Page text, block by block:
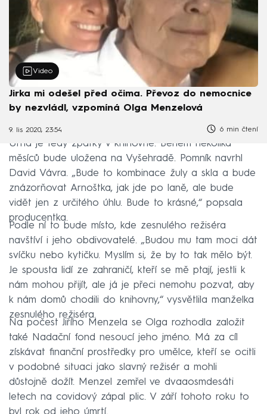
Video
Jirka mi odešel před očima. Převoz do nemocnice
by nezvládl, vzpomíná Olga Menzelová
9. lis 2020, 23:54 6 min čtení
Urna je tedy zpátky v knihovně. Během několika
měsíců bude uložena na Vyšehradě. Pomník navrhl
David Vávra. „Bude to kombinace žuly a skla a bude
znázorňovat Arnoštka, jak jde po laně, ale bude
vidět jen z určitého úhlu. Bude to krásné,“ popsala
producentka.
Podle ní to bude místo, kde zesnulého režiséra
navštíví i jeho obdivovatelé. „Budou mu tam moci dát
svíčku nebo kytičku. Myslím si, že by to tak mělo být.
Je spousta lidí ze zahraničí, kteří se mě ptají, jestli k
nám mohou přijít, ale já je přeci nemohu pozvat, aby
k nám domů chodili do knihovny,“ vysvětlila manželka
zesnulého režiséra.
Na počest Jiřího Menzela se Olga rozhodla založit
také Nadační fond nesoucí jeho jméno. Má za cíl
získávat finanční prostředky pro umělce, kteří se ocitli
v podobné situaci jako slavný režisér a mohli
důstojně dožít. Menzel zemřel ve dvaaosmdesáti
letech na covidový zápal plic. V září tohoto roku to
byl rok od jeho úmrtí.